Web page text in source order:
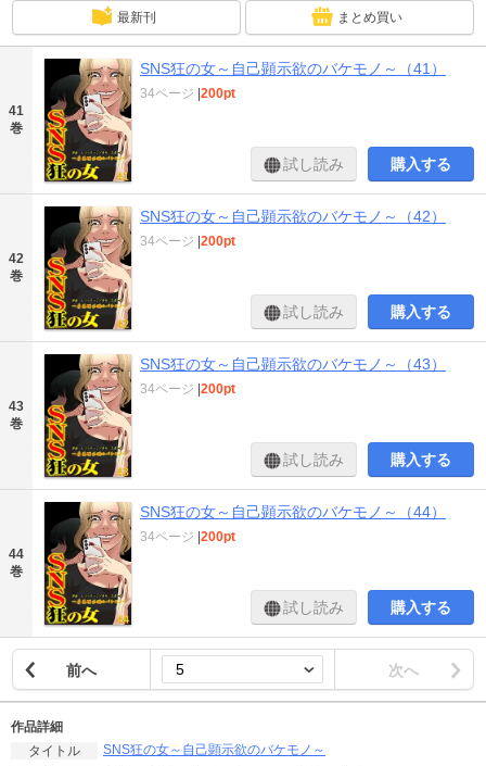
最新刊 まとめ買い
41
巻
SNS狂の女～自己顕示欲のバケモノ～（41）
34ページ 200pt
試し読み 購入する
42
巻
SNS狂の女～自己顕示欲のバケモノ～（42）
34ページ 200pt
試し読み 購入する
43
巻
SNS狂の女～自己顕示欲のバケモノ～（43）
34ページ 200pt
試し読み 購入する
44
巻
SNS狂の女～自己顕示欲のバケモノ～（44）
34ページ 200pt
試し読み 購入する
前へ 次へ
作品詳細
タイトル
SNS狂の女～自己顕示欲のバケモノ～